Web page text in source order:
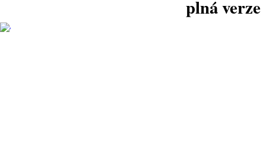
plná verze